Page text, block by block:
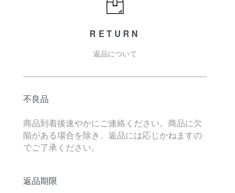
RETURN
返品について
不良品
商品到着後速やかにご連絡ください。商品に欠
陥がある場合を除き、返品には応じかねますの
でご了承ください。
返品期限